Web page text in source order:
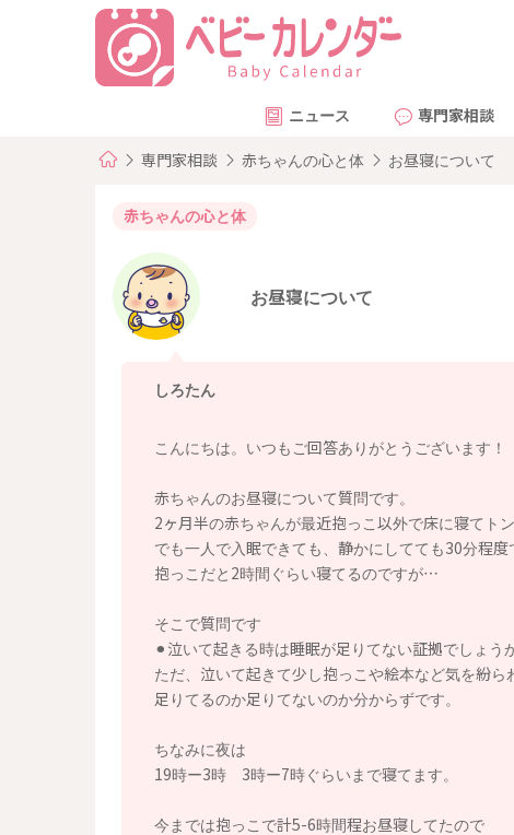
ニュース 専門家相談
専門家相談 赤ちゃんの心と体 お昼寝について
赤ちゃんの心と体
お昼寝について
しろたん
こんにちは。いつもご回答ありがとうございます！
赤ちゃんのお昼寝について質問です。
2ヶ月半の赤ちゃんが最近抱っこ以外で床に寝てト
でも一人で入眠できても、静かにしてても30分程度
抱っこだと2時間ぐらい寝てるのですが…
そこで質問です
⚫︎泣いて起きる時は睡眠が足りてない証拠でしょう
ただ、泣いて起きて少し抱っこや絵本など気を紛ら
足りてるのか足りてないのか分からずです。
ちなみに夜は
19時ー3時 3時ー7時ぐらいまで寝てます。
今までは抱っこで計5-6時間程お昼寝してたので